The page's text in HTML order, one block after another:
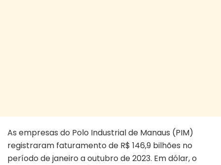
As empresas do Polo Industrial de Manaus (PIM)
registraram faturamento de R$ 146,9 bilhões no
período de janeiro a outubro de 2023. Em dólar, o